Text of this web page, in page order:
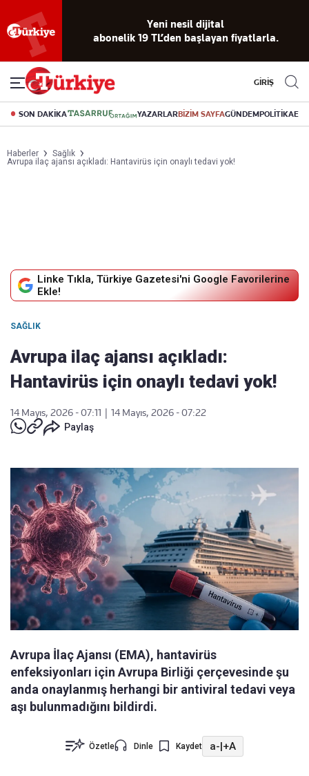
okuma
deneyimi
dijital arşiv
Akıllı haber
asistanı
Eski gazeteleri
indirme
canlı soru
cevap
GİRİŞ
SON DAKİKA YAZARLARBİZİM SAYFAGÜNDEMPOLİTİKA
Haberler
Sağlık
Avrupa ilaç ajansı açıkladı: Hantavirüs için onaylı tedavi yok!
Linke Tıkla, Türkiye Gazetesi'ni Google Favorilerine
Ekle!
SAĞLIK
Avrupa ilaç ajansı açıkladı:
Hantavirüs için onaylı tedavi yok!
14 Mayıs, 2026 - 07:11
14 Mayıs, 2026 - 07:22
Paylaş
Avrupa İlaç Ajansı (EMA), hantavirüs
enfeksiyonları için Avrupa Birliği çerçevesinde şu
anda onaylanmış herhangi bir antiviral tedavi veya
aşı bulunmadığını bildirdi.
Özetle Dinle Kaydet a-|+A